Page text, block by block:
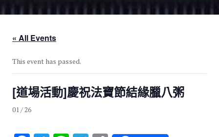
« All Events
This event has passed.
[道場活動]慶祝法寶節結緣臘八粥
01 / 26